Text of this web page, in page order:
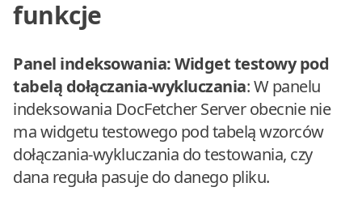
funkcje
Panel indeksowania: Widget testowy pod
tabelą dołączania-wykluczania: W panelu
indeksowania DocFetcher Server obecnie nie
ma widgetu testowego pod tabelą wzorców
dołączania-wykluczania do testowania, czy
dana reguła pasuje do danego pliku.